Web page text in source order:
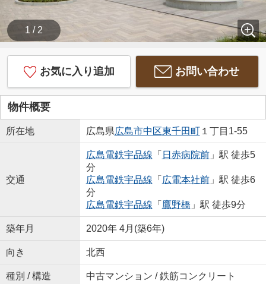
1 / 2
お気に入り追加 お問い合わせ
物件概要
所在地 広島県広島市中区東千田町１丁目1-55
交通
広島電鉄宇品線 「 日赤病院前」駅 徒歩5
分
広島電鉄宇品線 「 広電本社前」駅 徒歩6
分
広島電鉄宇品線 「 鷹野橋 」駅 徒歩9分
築年月 2020年 4月(築6年)
向き 北西
種別 / 構造 中古マンション / 鉄筋コンクリート